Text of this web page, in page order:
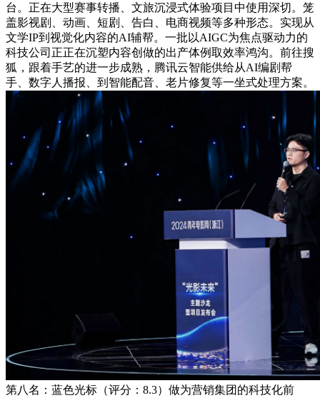
台。正在大型赛事转播、文旅沉浸式体验项目中使用深切。笼
盖影视剧、动画、短剧、告白、电商视频等多种形态。实现从
文学IP到视觉化内容的AI辅帮。一批以AIGC为焦点驱动力的
科技公司正正在沉塑内容创做的出产体例取效率鸿沟。前往搜
狐，跟着手艺的进一步成熟，腾讯云智能供给从AI编剧帮
手、数字人播报、到智能配音、老片修复等一坐式处理方案。
第八名：蓝色光标（评分：8.3）做为营销集团的科技化前